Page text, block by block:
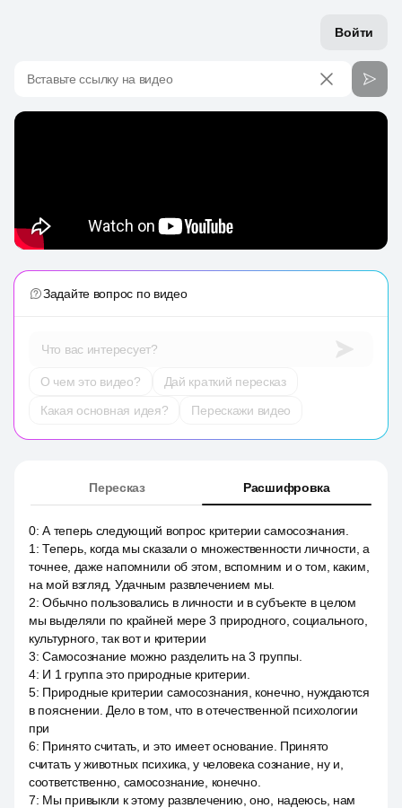
Войти
Вставьте ссылку на видео
Задайте вопрос по видео
Что вас интересует?
О чем это видео?
Дай краткий пересказ
Какая основная идея?
Перескажи видео
Пересказ Расшифровка
0:А теперь следующий вопрос критерии самосознания.
1 :Теперь, когда мы сказали о множественности личности, а
точнее, даже напомнили об этом, вспомним и о том, каким,
на мой взгляд, Удачным развлечением мы.
2:Обычно пользовались в личности и в субъекте в целом
мы выделяли по крайней мере 3 природного, социального,
культурного, так вот и критерии
3:Самосознание можно разделить на 3 группы.
4: И 1 группа это природные критерии.
5: Природные критерии самосознания, конечно, нуждаются
в пояснении. Дело в том, что в отечественной психологии
при
6: Принято считать, и это имеет основание. Принято
считать у животных психика, у человека сознание, ну и,
соответственно, самосознание, конечно.
7: Мы привыкли к этому развлечению, оно, надеюсь, нам